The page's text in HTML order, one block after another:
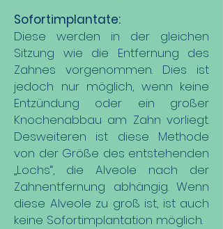
Sofortimplantate:
Diese werden in der gleichen
Sitzung wie die Entfernung des
Zahnes vorgenommen. Dies ist
jedoch nur möglich, wenn keine
Entzündung oder ein großer
Knochenabbau am Zahn vorliegt.
Desweiteren ist diese Methode
von der Größe des entstehenden
„Lochs“, die Alveole nach der
Zahnentfernung abhängig. Wenn
diese Alveole zu groß ist, ist auch
keine Sofortimplantation möglich.